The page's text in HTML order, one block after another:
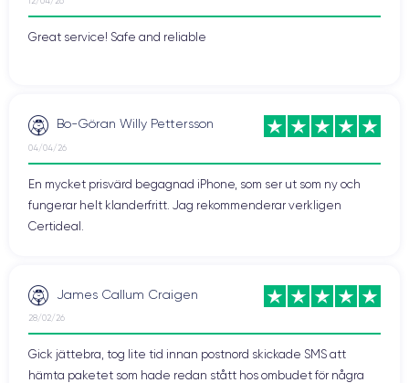
Great service! Safe and reliable
Bo-Göran Willy Pettersson
04/04/26
En mycket prisvärd begagnad iPhone, som ser ut som ny och
fungerar helt klanderfritt. Jag rekommenderar verkligen
Certideal.
James Callum Craigen
28/02/26
Gick jättebra, tog lite tid innan postnord skickade SMS att
hämta paketet som hade redan stått hos ombudet för några